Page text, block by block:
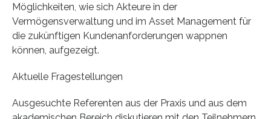
Möglichkeiten, wie sich Akteure in der
Vermögensverwaltung und im Asset Management für
die zukünftigen Kundenanforderungen wappnen
können, aufgezeigt.
Aktuelle Fragestellungen
Ausgesuchte Referenten aus der Praxis und aus dem